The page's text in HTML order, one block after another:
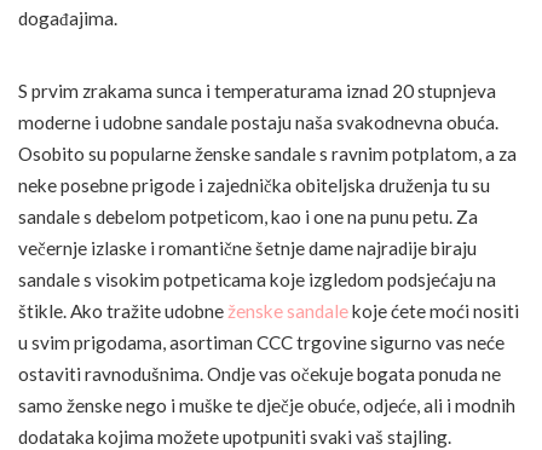
događajima.
S prvim zrakama sunca i temperaturama iznad 20 stupnjeva
moderne i udobne sandale postaju naša svakodnevna obuća.
Osobito su popularne ženske sandale s ravnim potplatom, a za
neke posebne prigode i zajednička obiteljska druženja tu su
sandale s debelom potpeticom, kao i one na punu petu. Za
večernje izlaske i romantične šetnje dame najradije biraju
sandale s visokim potpeticama koje izgledom podsjećaju na
štikle. Ako tražite udobne ženske sandalekoje ćete moći nositi
u svim prigodama, asortiman CCC trgovine sigurno vas neće
ostaviti ravnodušnima. Ondje vas očekuje bogata ponuda ne
samo ženske nego i muške te dječje obuće, odjeće, ali i modnih
dodataka kojima možete upotpuniti svaki vaš stajling.